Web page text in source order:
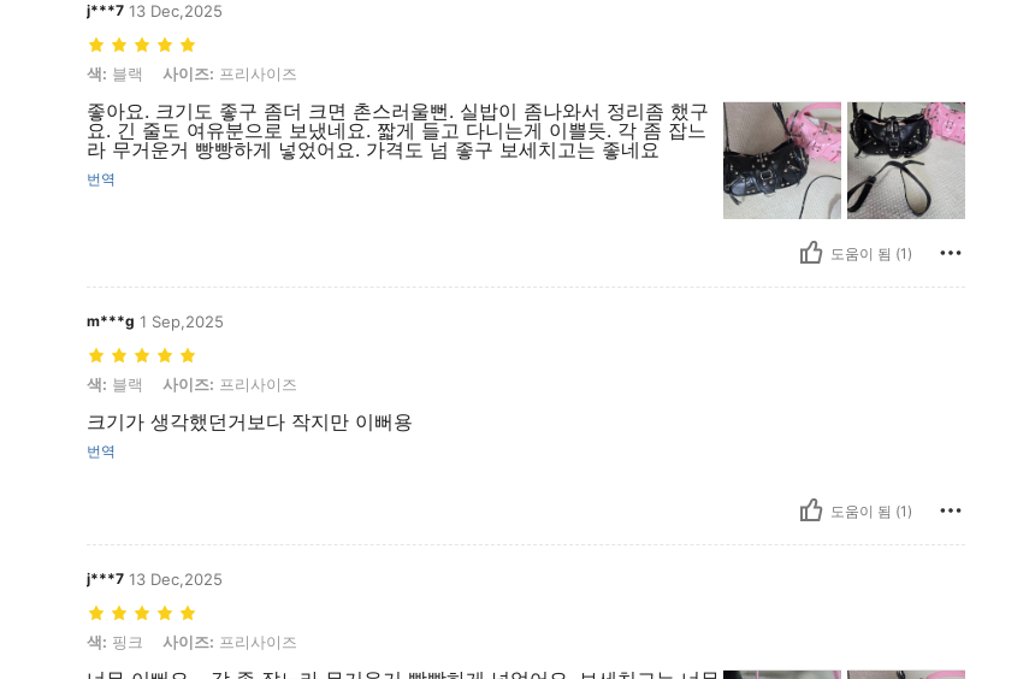
j***7 13 Dec,2025
색: 블랙, 사이즈: 프리사이즈
색: 블랙 사이즈: 프리사이즈
좋아요. 크기도 좋구 좀더 크면 촌스러울뻔. 실밥이 좀나와서 정리좀 했구
요. 긴 줄도 여유분으로 보냈네요. 짧게 들고 다니는게 이쁠듯. 각 좀 잡느
라 무거운거 빵빵하게 넣었어요. 가격도 넘 좋구 보세치고는 좋네요
번역
도움이 됨 (1)
m***g 1 Sep,2025
색: 블랙, 사이즈: 프리사이즈
색: 블랙 사이즈: 프리사이즈
크기가 생각했던거보다 작지만 이뻐용
번역
도움이 됨 (1)
j***7 13 Dec,2025
색: 핑크, 사이즈: 프리사이즈
색: 핑크 사이즈: 프리사이즈